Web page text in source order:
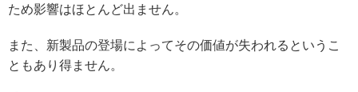
ため影響はほとんど出ません。
また、新製品の登場によってその価値が失われるというこ
ともあり得ません。